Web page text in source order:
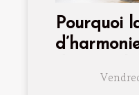
Pourquoi